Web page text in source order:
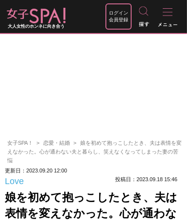
大人女性のホンネに向き合う
ログイン
会員登録
女子SPA！ 恋愛・結婚
娘を初めて抱っこしたとき、夫は表情を変
えなかった。心が通わない夫と暮らし、笑えなくなってしまった妻の苦
悩
更新日：2023.09.20 12:00
Love 投稿日：2023.09.18 15:46
娘を初めて抱っこしたとき、夫は
表情を変えなかった。心が通わな